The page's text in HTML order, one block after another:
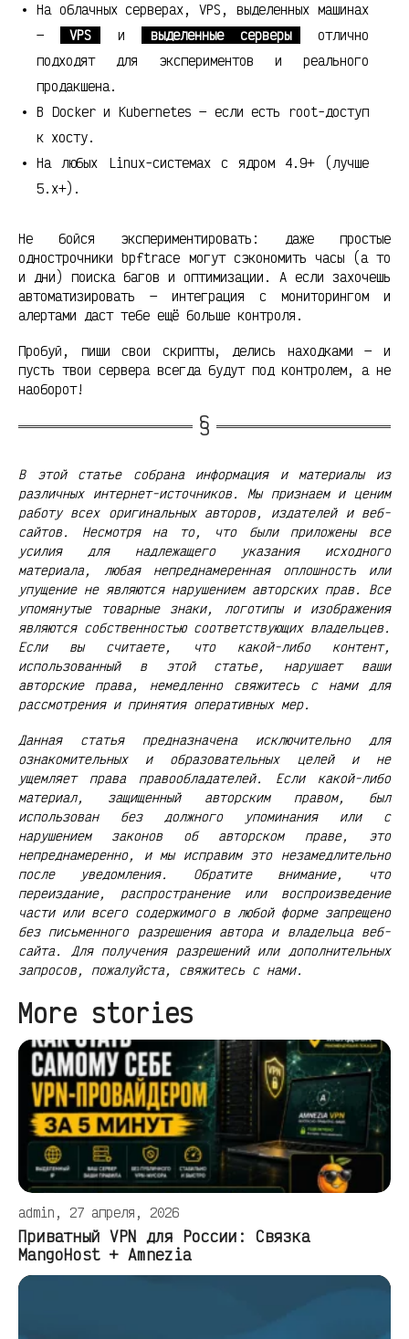
На облачных серверах, VPS, выделенных машинах
—
VPS и выделенные серверы
отлично
подходят для экспериментов и реального
продакшена.
В Docker и Kubernetes — если есть root-доступ
к хосту.
На любых Linux-системах с ядром 4.9+ (лучше
5.x+).
Не бойся экспериментировать: даже простые
однострочники bpftrace могут сэкономить часы (а то
и дни) поиска багов и оптимизации. А если захочешь
автоматизировать — интеграция с мониторингом и
алертами даст тебе ещё больше контроля.
Пробуй, пиши свои скрипты, делись находками — и
пусть твои сервера всегда будут под контролем, а не
наоборот!
В этой статье собрана информация и материалы из
различных интернет-источников. Мы признаем и ценим
работу всех оригинальных авторов, издателей и веб-
сайтов. Несмотря на то, что были приложены все
усилия для надлежащего указания исходного
материала, любая непреднамеренная оплошность или
упущение не являются нарушением авторских прав. Все
упомянутые товарные знаки, логотипы и изображения
являются собственностью соответствующих владельцев.
Если вы считаете, что какой-либо контент,
использованный в этой статье, нарушает ваши
авторские права, немедленно свяжитесь с нами для
рассмотрения и принятия оперативных мер.
Данная статья предназначена исключительно для
ознакомительных и образовательных целей и не
ущемляет права правообладателей. Если какой-либо
материал, защищенный авторским правом, был
использован без должного упоминания или с
нарушением законов об авторском праве, это
непреднамеренно, и мы исправим это незамедлительно
после уведомления. Обратите внимание, что
переиздание, распространение или воспроизведение
части или всего содержимого в любой форме запрещено
без письменного разрешения автора и владельца веб-
сайта. Для получения разрешений или дополнительных
запросов, пожалуйста, свяжитесь с нами.
More stories
admin, 27 апреля, 2026
Приватный VPN для России: Связка
MangoHost + Amnezia